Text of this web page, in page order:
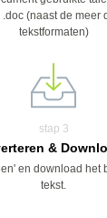
(naast de meer
tekstformaten)
stap 3
&
en download het
tekst.